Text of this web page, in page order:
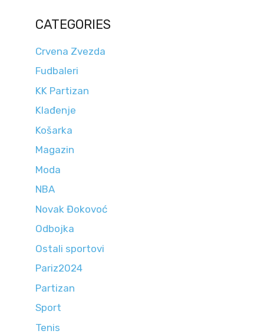
CATEGORIES
Crvena Zvezda
Fudbaleri
KK Partizan
Klađenje
Košarka
Magazin
Moda
NBA
Novak Đokovoć
Odbojka
Ostali sportovi
Pariz2024
Partizan
Sport
Tenis